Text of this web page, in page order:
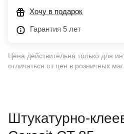
Хочу в подарок
Гарантия 5 лет
Цена действительна только для
отличаться от цен в розничных
Штукатурно-